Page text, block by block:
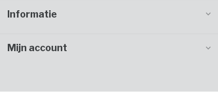
Informatie
Mijn account